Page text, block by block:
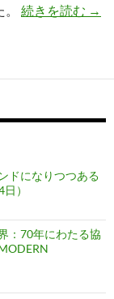
続きを読む 坪
→
ドになりつつある
）
：70年にわたる協